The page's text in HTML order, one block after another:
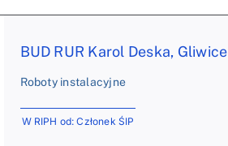
BUD RUR Karol Deska, Gliwice
Roboty instalacyjne
W RIPH od: Członek ŚIP